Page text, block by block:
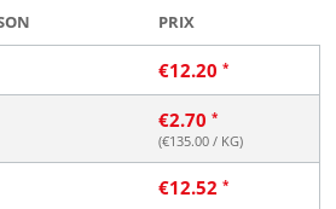
PRIX
€12.20
€2.70
(€135.00 / KG)
€12.52